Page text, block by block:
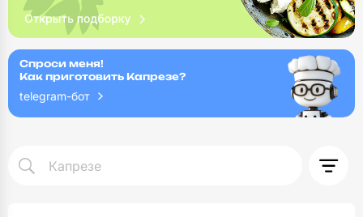
Спроси меня!
Как приготовить Капрезе?
telegram-бот